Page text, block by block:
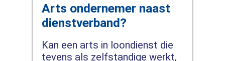
Arts ondernemer naast
dienstverband?
Kan een arts in loondienst die
tevens als zelfstandige werkt,